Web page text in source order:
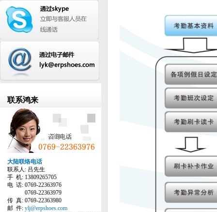
联系鸿来
大陆联络电话
联系人: 吕先生
手 机: 13809265705
电 话: 0769-22363976
0769-22363979
传 真: 0769-22363980
邮 件: ylj@erpshoes.com